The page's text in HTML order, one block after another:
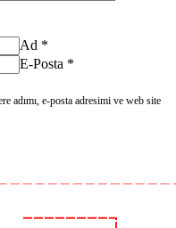
Ad *
E-Posta *
adımı, e-posta adresimi ve web site